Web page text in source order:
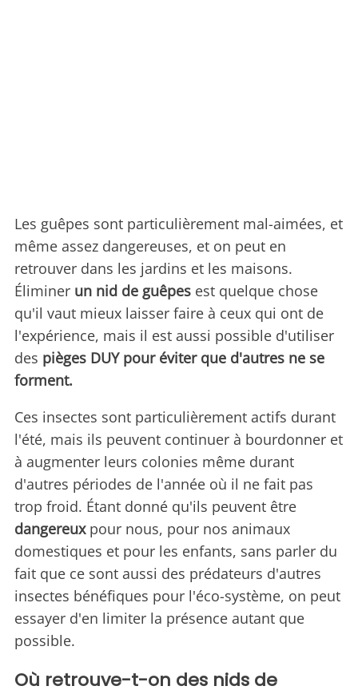
Les guêpes sont particulièrement mal-aimées, et
même assez dangereuses, et on peut en
retrouver dans les jardins et les maisons.
Éliminer un nid de guêpes est quelque chose
qu'il vaut mieux laisser faire à ceux qui ont de
l'expérience, mais il est aussi possible d'utiliser
des pièges DUY pour éviter que d'autres ne se
forment.
Ces insectes sont particulièrement actifs durant
l'été, mais ils peuvent continuer à bourdonner et
à augmenter leurs colonies même durant
d'autres périodes de l'année où il ne fait pas
trop froid. Étant donné qu'ils peuvent être
dangereuxpour nous, pour nos animaux
domestiques et pour les enfants, sans parler du
fait que ce sont aussi des prédateurs d'autres
insectes bénéfiques pour l'éco-système, on peut
essayer d'en limiter la présence autant que
possible.
Où retrouve-t-on des nids de